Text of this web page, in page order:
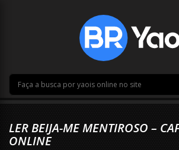
LER BEIJA-ME MENTIROSO –
ONLINE